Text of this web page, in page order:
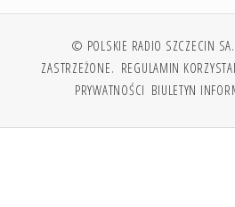
© POLSKIE RADIO SZCZECIN
ZASTRZEŻONE. REGULAMIN
PRYWATNOŚCI BIULETYN